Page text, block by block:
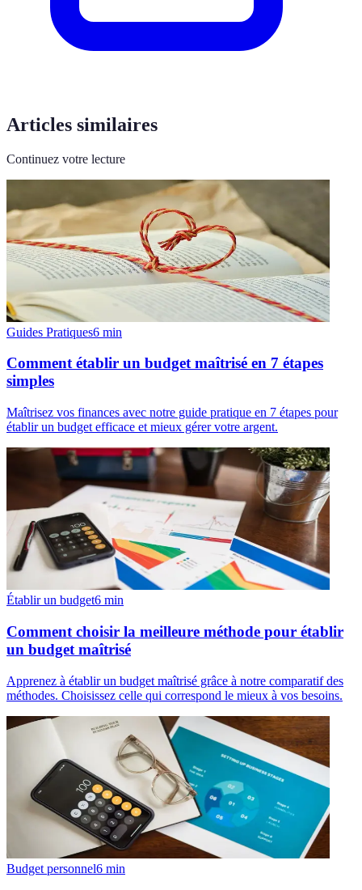
Articles similaires
Continuez votre lecture
Guides Pratiques6 min
Comment établir un budget maîtrisé en 7 étapes
simples
Maîtrisez vos finances avec notre guide pratique en 7 étapes pour
établir un budget efficace et mieux gérer votre argent.
Établir un budget6 min
Comment choisir la meilleure méthode pour établir
un budget maîtrisé
Apprenez à établir un budget maîtrisé grâce à notre comparatif des
méthodes. Choisissez celle qui correspond le mieux à vos besoins.
Budget personnel6 min